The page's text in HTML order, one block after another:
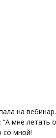
на
мне летать
со мной!